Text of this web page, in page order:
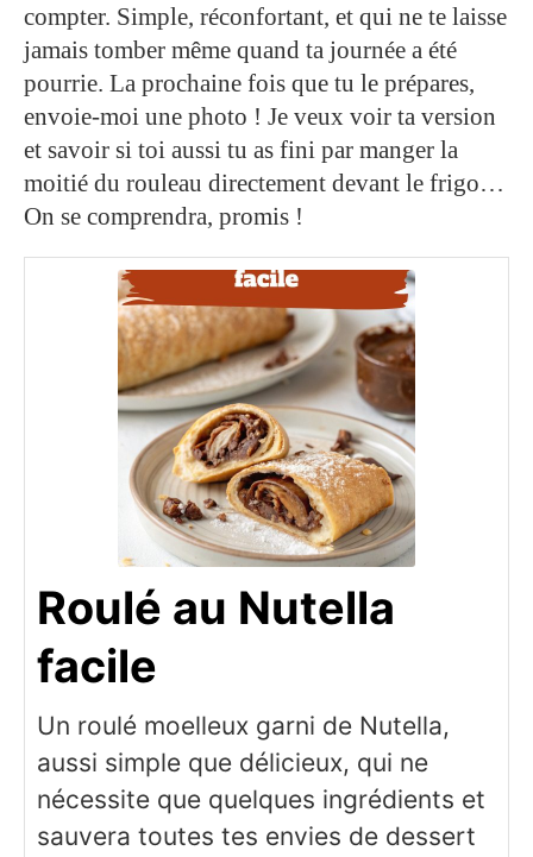
compter. Simple, réconfortant, et qui ne te laisse
jamais tomber même quand ta journée a été
pourrie. La prochaine fois que tu le prépares,
envoie-moi une photo ! Je veux voir ta version
et savoir si toi aussi tu as fini par manger la
moitié du rouleau directement devant le frigo…
On se comprendra, promis !
Roulé au Nutella
facile
Un roulé moelleux garni de Nutella,
aussi simple que délicieux, qui ne
nécessite que quelques ingrédients et
sauvera toutes tes envies de dessert